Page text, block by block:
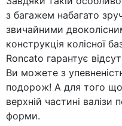
з багажем набагато
звичайними
конструкція колісної
Roncato гарантує
Ви можете з
подорож! А для того
верхній частині валізи
форми.